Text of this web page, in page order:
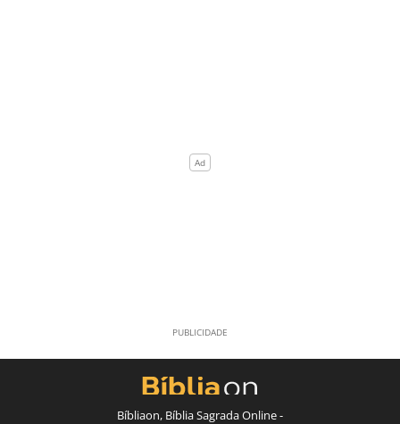
Bíbliaon, Bíblia Sagrada Online -